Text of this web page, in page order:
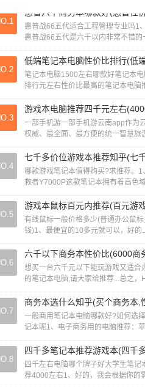
惠普战66五代适合工程管理专业吗1、
惠普战66五代是六千以内非常不错的
本，屏幕素质好(选高色域的)，拓展
口丰富，一流售后，有多种尺寸和配
笔记本电脑1500左右哪款好笔记本
排行元左右性价比最高的笔记本电脑
14英寸笔记本和1500元便携手提小
自行组装或选择类似配置的整机），
一部手机游一部手机游云南app作为
权威、最全面、最方便的统一智慧旅
平台，一部手机游云南app是地道的
多项腾讯技术能力都内藏其中。一机
哪款游戏笔记本值得购买?求推荐。1
救者Y7000P这款笔记本拥有着高色
的边框，超广的视角是它所拥有的优
在联想十大游戏笔记本排行榜中是深
有线鼠标一般价格多少(普通办公鼠标
钱)1、最便宜的10多元就可以，好的
千，100都有，10，300，20块就有
都在100元左右，鼠标稍微便宜...
想买一台六千元以下能玩游戏又适合
的笔记本电脑,请大家给推荐...总之，
MateBook 14延承了华为笔记本产品
性，虽不陌生，但放...
一般商用笔记本电脑哪款好?如何选
记本呢1、电子商务用的电脑推荐：
想、戴尔、微软、三星。苹果：苹果
电脑系列非常多，功能性也很全面，
疑...
四千左右电脑哪个牌子好大学生笔记
荐4000左右1、好的，我会根据你的